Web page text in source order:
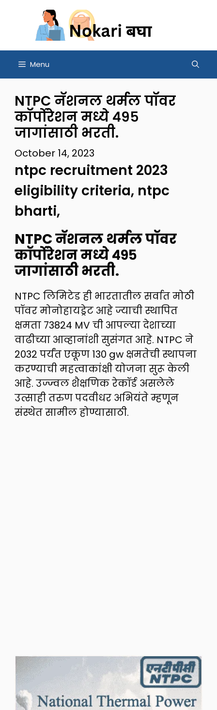
content
Menu
NTPC नॅशनल थर्मल पॉवर
कॉर्पोरेशन मध्ये ४९५
जागांसाठी भरती.
October 14, 2023
ntpc recruitment 2023
eligibility criteria, ntpc
bharti,
NTPC नॅशनल थर्मल पॉवर
कॉर्पोरेशन मध्ये ४९५
जागांसाठी भरती.
NTPC लिमिटेड ही भारतातील सर्वात मोठी
पॉवर मोनोहायड्रेट आहे ज्याची स्थापित
क्षमता 73824 MV ची आपल्या देशाच्या
वाढीच्या आव्हानांशी सुसंगत आहे. NTPC ने
2032 पर्यंत एकूण 130 gw क्षमतेची स्थापना
करण्याची महत्वाकांक्षी योजना सुरू केली
आहे. उज्ज्वल शैक्षणिक रेकॉर्ड असलेले
उत्साही तरुण पदवीधर अभियंते म्हणून
संस्थेत सामील होण्यासाठी.